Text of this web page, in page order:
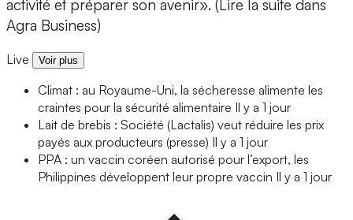
activité et préparer son avenir». (Lire la suite dans
Agra Business)
Live Voir plus
Climat : au Royaume-Uni, la sécheresse alimente les
craintes pour la sécurité alimentaire Il y a 1 jour
Lait de brebis : Société (Lactalis) veut réduire les prix
payés aux producteurs (presse) Il y a 1 jour
PPA : un vaccin coréen autorisé pour l’export, les
Philippines développent leur propre vaccin Il y a 1 jour